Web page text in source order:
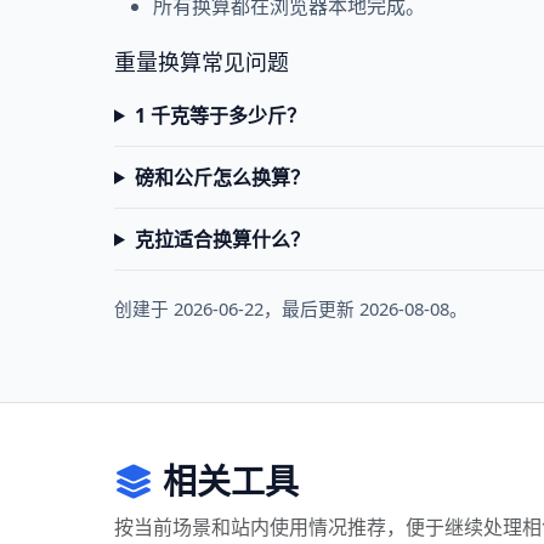
所有换算都在浏览器本地完成。
重量换算常见问题
1 千克等于多少斤？
磅和公斤怎么换算？
克拉适合换算什么？
创建于 2026-06-22，最后更新 2026-08-08。
相关工具
按当前场景和站内使用情况推荐，便于继续处理